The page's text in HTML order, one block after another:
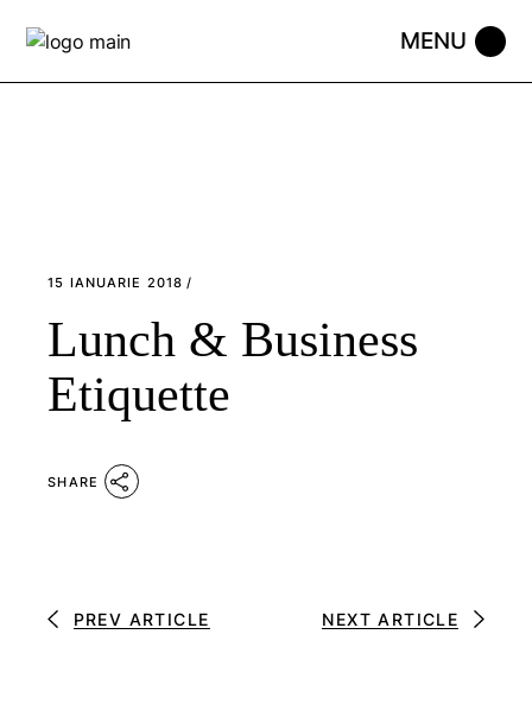
the
15 IANUARIE 2018
Lunch & Business
Etiquette
SHARE
PREV ARTICLE NEXT ARTICLE